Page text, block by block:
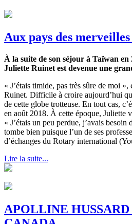
Aux pays des
À la suite de son séjour à Taïwan en
Juliette Ruinet est devenue une
« J’étais timide, pas très sûre de moi
Ruinet. Difficile à croire aujourd’hui
de cette globe trotteuse. En tout cas,
en août 2018. À cette époque, Juliette
« J’étais un peu perdue, j’avais besoin
tombe bien puisque l’un de ses
d’échanges du Rotary international
Lire la suite...
APOLLINE HUSSARD